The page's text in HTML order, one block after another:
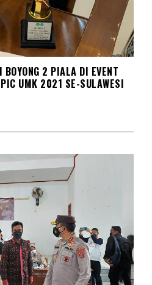
2 PIALA DI EVENT
UMK 2021 SE-SULAWESI